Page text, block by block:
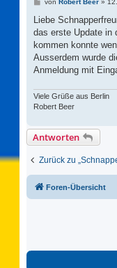
i
r
a
von Robert Beer»
Liebe
das erste Update in
kommen konnte
Ausserdem wurde
Anmeldung mit
Viele Grüße aus Berlin
Robert Beer
Antworten
Zurück zu
Foren-Übersicht